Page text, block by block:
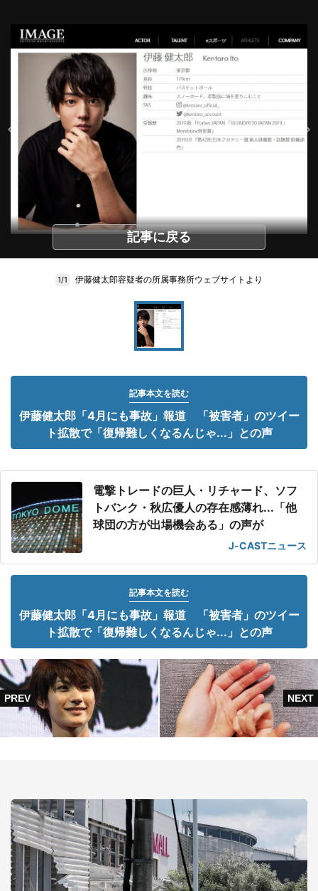
記事に戻る
1/1 伊藤健太郎容疑者の所属事務所ウェブサイトより
記事本文を読む
伊藤健太郎「4月にも事故」報道 「被害者」のツイー
ト拡散で「復帰難しくなるんじゃ...」との声
電撃トレードの巨人・リチャード、ソフ
トバンク・秋広優人の存在感薄れ...「他
球団の方が出場機会ある」の声が
J-CASTニュース
記事本文を読む
伊藤健太郎「4月にも事故」報道 「被害者」のツイー
ト拡散で「復帰難しくなるんじゃ...」との声